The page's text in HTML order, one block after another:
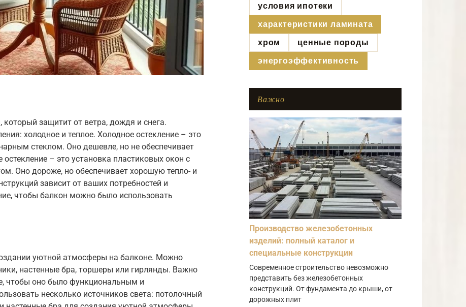
защитит от ветра, дождя и снега.
холодное и теплое. Холодное остекление – это
стеклом. Оно дешевле, но не обеспечивает
– это установка пластиковых окон с
Оно дороже, но обеспечивает хорошую тепло- и
зависит от ваших потребностей и
чтобы балкон можно было использовать
уютной атмосферы на балконе. Можно
настенные бра, торшеры или гирлянды. Важно
чтобы оно было функциональным и
несколько источников света: потолочный
условия ипотеки
характеристики ламината
хром ценные породы
энергоэффективность
Важно
Производство железобетонных
изделий: полный каталог и
специальные конструкции
Современное строительство невозможно
представить без железобетонных
конструкций. От фундамента до крыши, от
дорожных плит